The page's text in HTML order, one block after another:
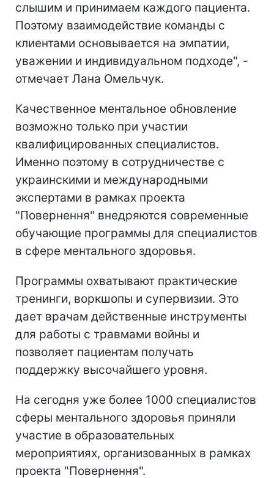
слышим и принимаем каждого пациента.
Поэтому взаимодействие команды с
клиентами основывается на эмпатии,
уважении и индивидуальном подходе", -
отмечает Лана Омельчук.
Качественное ментальное обновление
возможно только при участии
квалифицированных специалистов.
Именно поэтому в сотрудничестве с
украинскими и международными
экспертами в рамках проекта
"Повернення" внедряются современные
обучающие программы для специалистов
в сфере ментального здоровья.
Программы охватывают практические
тренинги, воркшопы и супервизии. Это
дает врачам действенные инструменты
для работы с травмами войны и
позволяет пациентам получать
поддержку высочайшего уровня.
На сегодня уже более 1000 специалистов
сферы ментального здоровья приняли
участие в образовательных
мероприятиях, организованных в рамках
проекта "Повернення".